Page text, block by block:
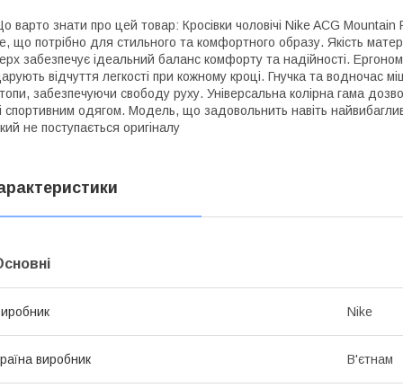
варто знати про цей товар: Кросівки чоловічі Nike ACG
що потрібно для стильного та комфортного образу. Якість
забезпечує ідеальний баланс комфорту та надійності.
відчуття легкості при кожному кроці. Гнучка та водночас
забезпечуючи свободу руху. Універсальна колірна гама
спортивним одягом. Модель, що задовольнить навіть
не поступається оригіналу
Nike
виробник В'єтнам